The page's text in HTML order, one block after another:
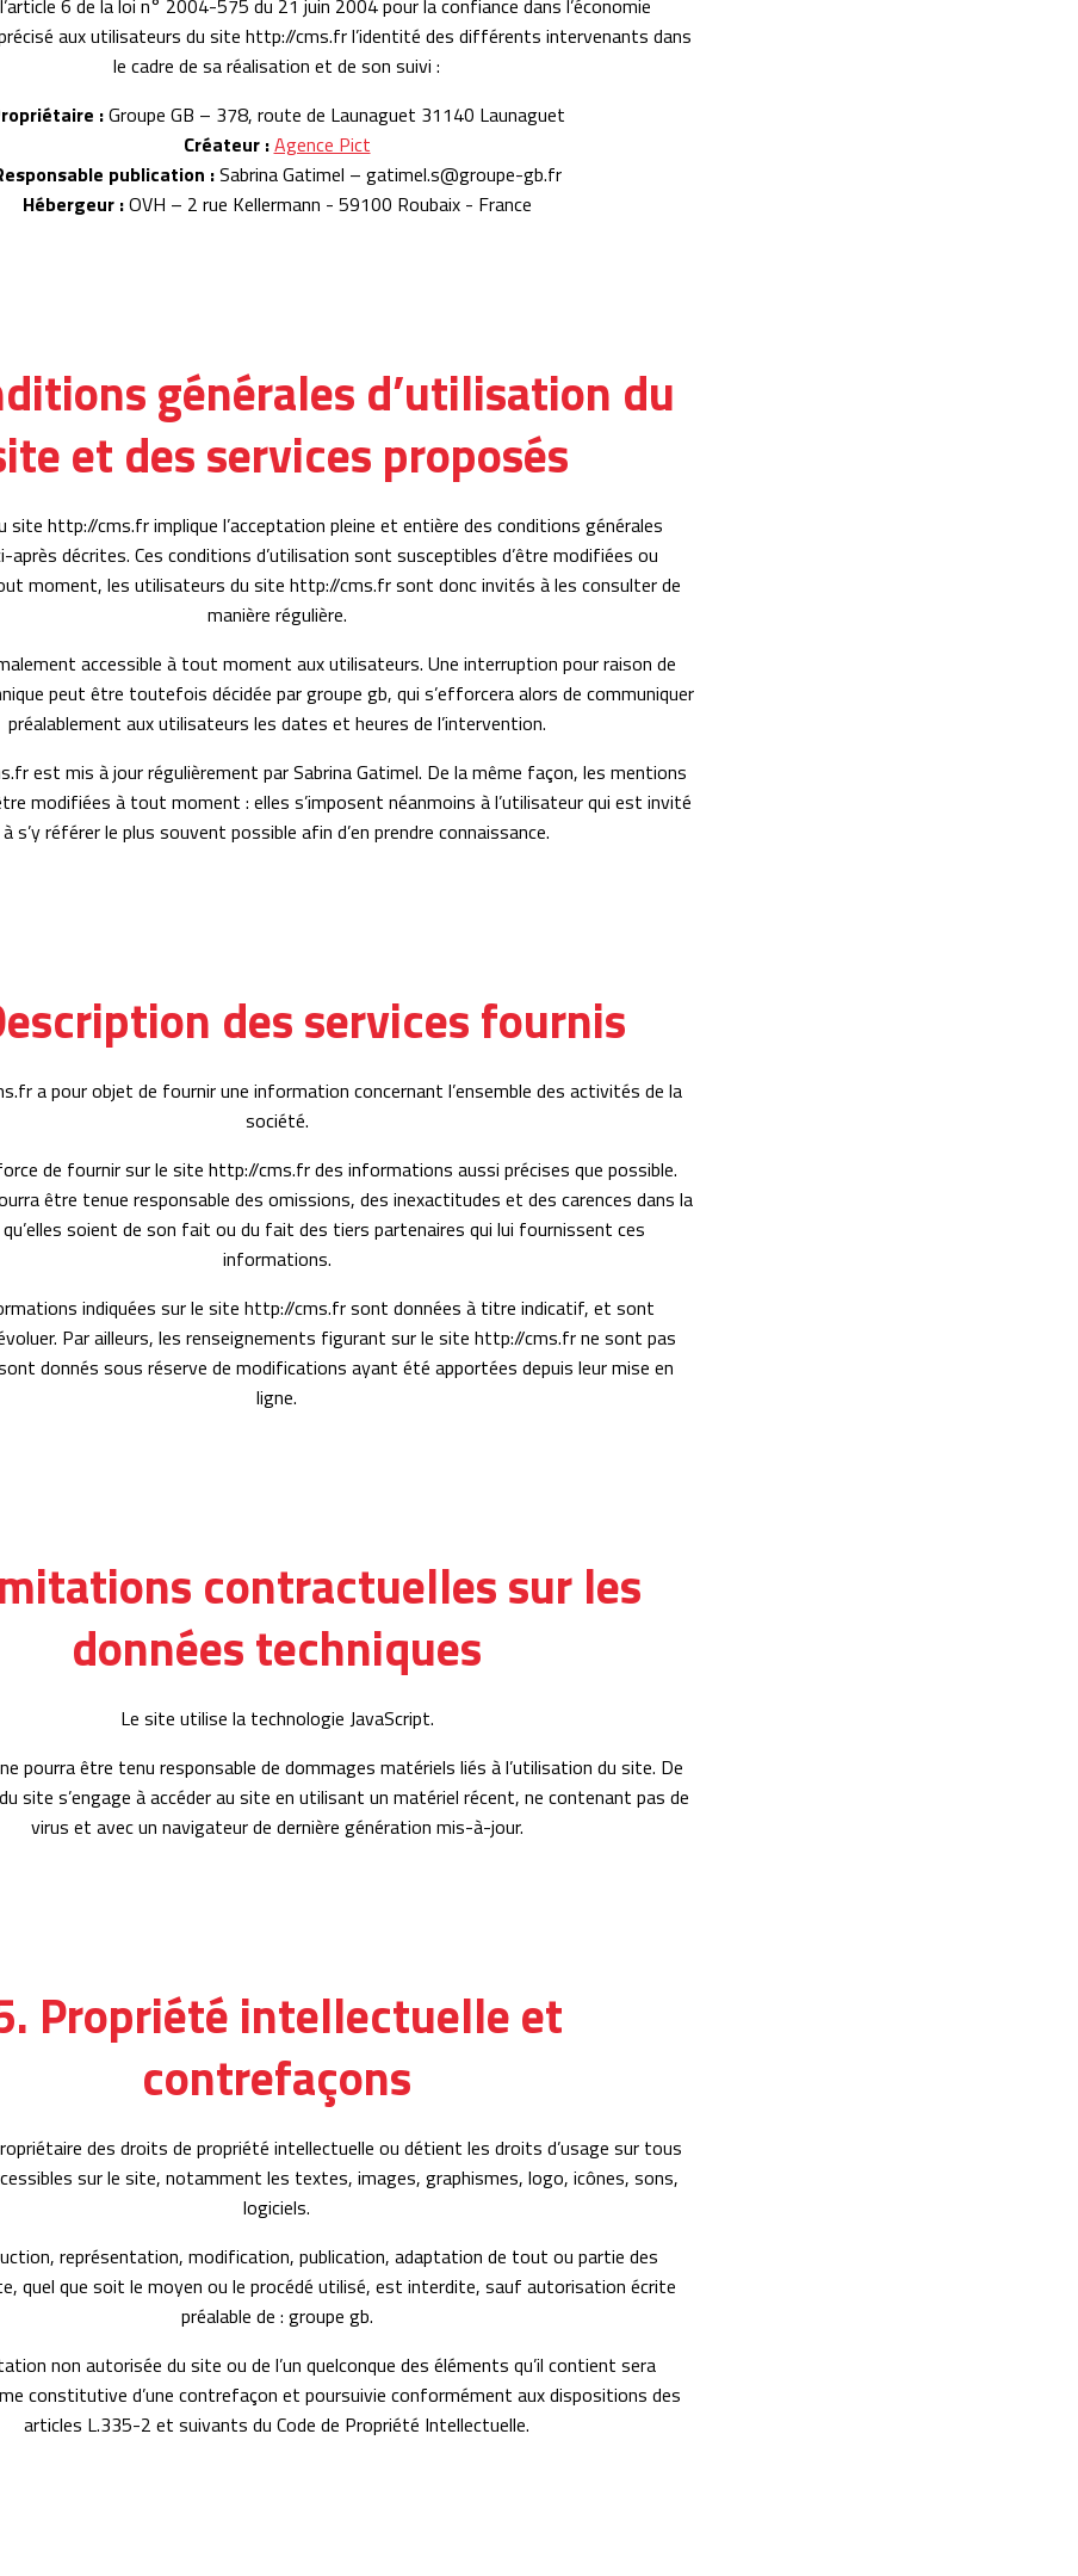
6 de la loi n° 2004-575 du 21 juin 2004 pour la confiance dans l’économie
aux utilisateurs du site http://cms.fr l’identité des différents intervenants dans
le cadre de sa réalisation et de son suivi :
:Groupe GB – 378, route de Launaguet 31140 Launaguet
Créateur :Agence Pict
publication :Sabrina Gatimel – gatimel.s@groupe-gb.fr
Hébergeur :OVH – 2 rue Kellermann - 59100 Roubaix - France
générales d’utilisation du
et des services proposés
site http://cms.fr implique l’acceptation pleine et entière des conditions générales
après décrites. Ces conditions d’utilisation sont susceptibles d’être modifiées ou
moment, les utilisateurs du site http://cms.fr sont donc invités à les consulter de
manière régulière.
accessible à tout moment aux utilisateurs. Une interruption pour raison de
peut être toutefois décidée par groupe gb, qui s’efforcera alors de communiquer
préalablement aux utilisateurs les dates et heures de l’intervention.
est mis à jour régulièrement par Sabrina Gatimel. De la même façon, les mentions
modifiées à tout moment : elles s’imposent néanmoins à l’utilisateur qui est invité
à s’y référer le plus souvent possible afin d’en prendre connaissance.
des services fournis
a pour objet de fournir une information concernant l’ensemble des activités de la
société.
de fournir sur le site http://cms.fr des informations aussi précises que possible.
être tenue responsable des omissions, des inexactitudes et des carences dans la
soient de son fait ou du fait des tiers partenaires qui lui fournissent ces
informations.
indiquées sur le site http://cms.fr sont données à titre indicatif, et sont
Par ailleurs, les renseignements figurant sur le site http://cms.fr ne sont pas
donnés sous réserve de modifications ayant été apportées depuis leur mise en
ligne.
contractuelles sur les
données techniques
Le site utilise la technologie JavaScript.
pourra être tenu responsable de dommages matériels liés à l’utilisation du site. De
site s’engage à accéder au site en utilisant un matériel récent, ne contenant pas de
virus et avec un navigateur de dernière génération mis-à-jour.
Propriété intellectuelle et
contrefaçons
des droits de propriété intellectuelle ou détient les droits d’usage sur tous
sur le site, notamment les textes, images, graphismes, logo, icônes, sons,
logiciels.
représentation, modification, publication, adaptation de tout ou partie des
quel que soit le moyen ou le procédé utilisé, est interdite, sauf autorisation écrite
préalable de : groupe gb.
non autorisée du site ou de l’un quelconque des éléments qu’il contient sera
constitutive d’une contrefaçon et poursuivie conformément aux dispositions des
articles L.335-2 et suivants du Code de Propriété Intellectuelle.